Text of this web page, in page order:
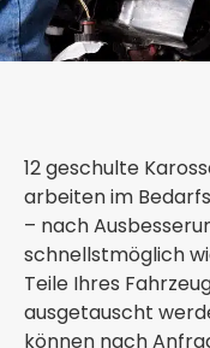
12 geschulte
arbeiten im
– nach
schnellstmöglich
Teile Ihres
ausgetauscht
können nach